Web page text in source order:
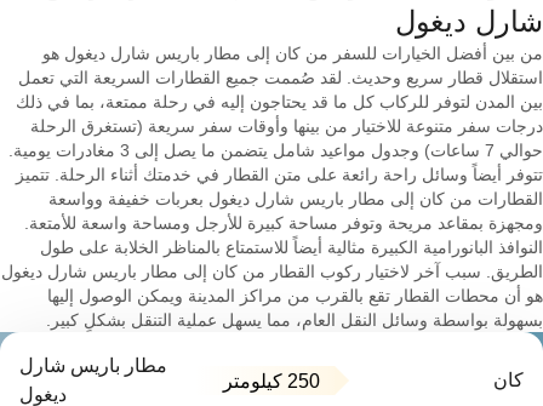
شارل ديغول
من بين أفضل الخيارات للسفر من كان إلى مطار باريس شارل ديغول هو
استقلال قطار سريع وحديث. لقد صُممت جميع القطارات السريعة التي تعمل
بين المدن لتوفر للركاب كل ما قد يحتاجون إليه في رحلة ممتعة، بما في ذلك
درجات سفر متنوعة للاختيار من بينها وأوقات سفر سريعة (تستغرق الرحلة
حوالي 7 ساعات) وجدول مواعيد شامل يتضمن ما يصل إلى 3 مغادرات يومية.
تتوفر أيضاً وسائل راحة رائعة على متن القطار في خدمتك أثناء الرحلة. تتميز
القطارات من كان إلى مطار باريس شارل ديغول بعربات خفيفة وواسعة
ومجهزة بمقاعد مريحة وتوفر مساحة كبيرة للأرجل ومساحة واسعة للأمتعة.
النوافذ البانورامية الكبيرة مثالية أيضاً للاستمتاع بالمناظر الخلابة على طول
الطريق. سبب آخر لاختيار ركوب القطار من كان إلى مطار باريس شارل ديغول
هو أن محطات القطار تقع بالقرب من مراكز المدينة ويمكن الوصول إليها
بسهولة بواسطة وسائل النقل العام، مما يسهل عملية التنقل بشكلٍ كبير.
كان 250 كيلومتر
مطار باريس شارل
ديغول